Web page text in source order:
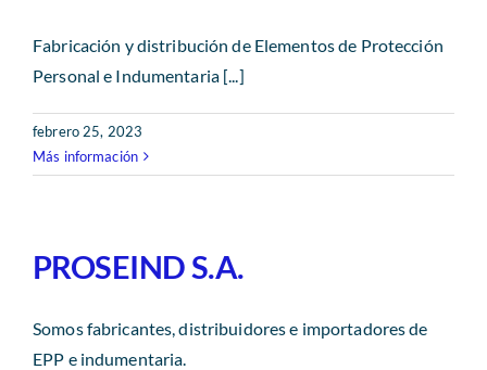
Fabricación y distribución de Elementos de Protección
Personal e Indumentaria [...]
febrero 25, 2023
Más información
PROSEIND S.A.
Somos fabricantes, distribuidores e importadores de
EPP e indumentaria.